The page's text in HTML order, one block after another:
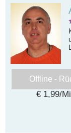
Offline -
€ 1,99/